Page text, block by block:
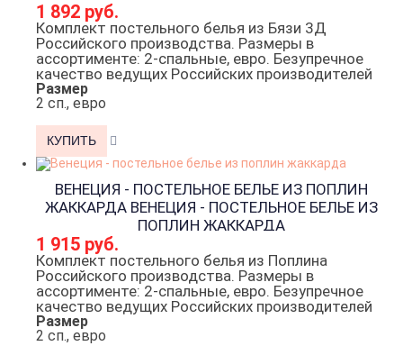
1 892 руб.
Комплект постельного белья из Бязи 3Д
Российского производства. Размеры в
ассортименте: 2-спальные, евро. Безупречное
качество ведущих Российских производителей
Размер
2 сп., евро
ВЕНЕЦИЯ - ПОСТЕЛЬНОЕ БЕЛЬЕ ИЗ ПОПЛИН
ЖАККАРДА ВЕНЕЦИЯ - ПОСТЕЛЬНОЕ БЕЛЬЕ ИЗ
ПОПЛИН ЖАККАРДА
1 915 руб.
Комплект постельного белья из Поплина
Российского производства. Размеры в
ассортименте: 2-спальные, евро. Безупречное
качество ведущих Российских производителей
Размер
2 сп., евро